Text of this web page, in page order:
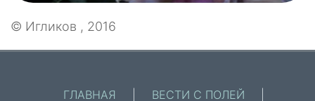
© Игликов , 2016
ГЛАВНАЯ ВЕСТИ С ПОЛЕЙ